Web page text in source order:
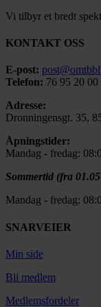
Vi tilbyr et bredt
KONTAKT OSS
E-post:
Telefon: 76 95 20 00
Adresse:
Dronningensgt. 35,
Åpningstider:
Mandag - fredag:
Sommertid (fra
Mandag - fredag:
SNARVEIER
Min side
Bli medlem
Medlemsfordeler